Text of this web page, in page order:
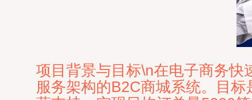
项目背景与目标\n在电子商务快
服务架构的B2C商城系统。目